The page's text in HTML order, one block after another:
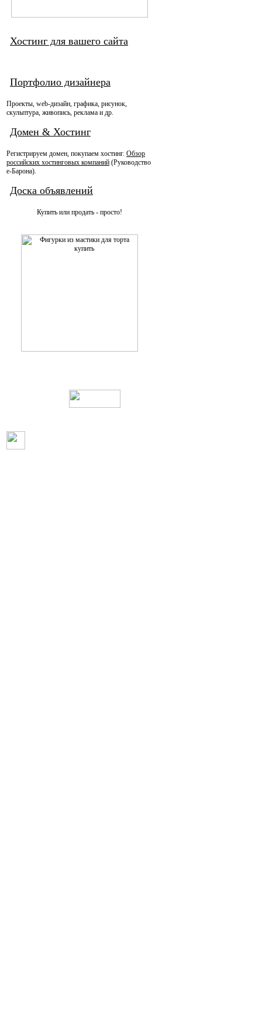
Хостинг для вашего сайта
Портфолио дизайнера
Проекты, web-дизайн, графика, рисунок,
скульптура, живопись, реклама и др.
Домен & Хостинг
Регистрируем домен, покупаем хостинг. Обзор
российских хостинговых компаний (Руководство
e-Барона).
Доска объявлений
Купить или продать - просто!